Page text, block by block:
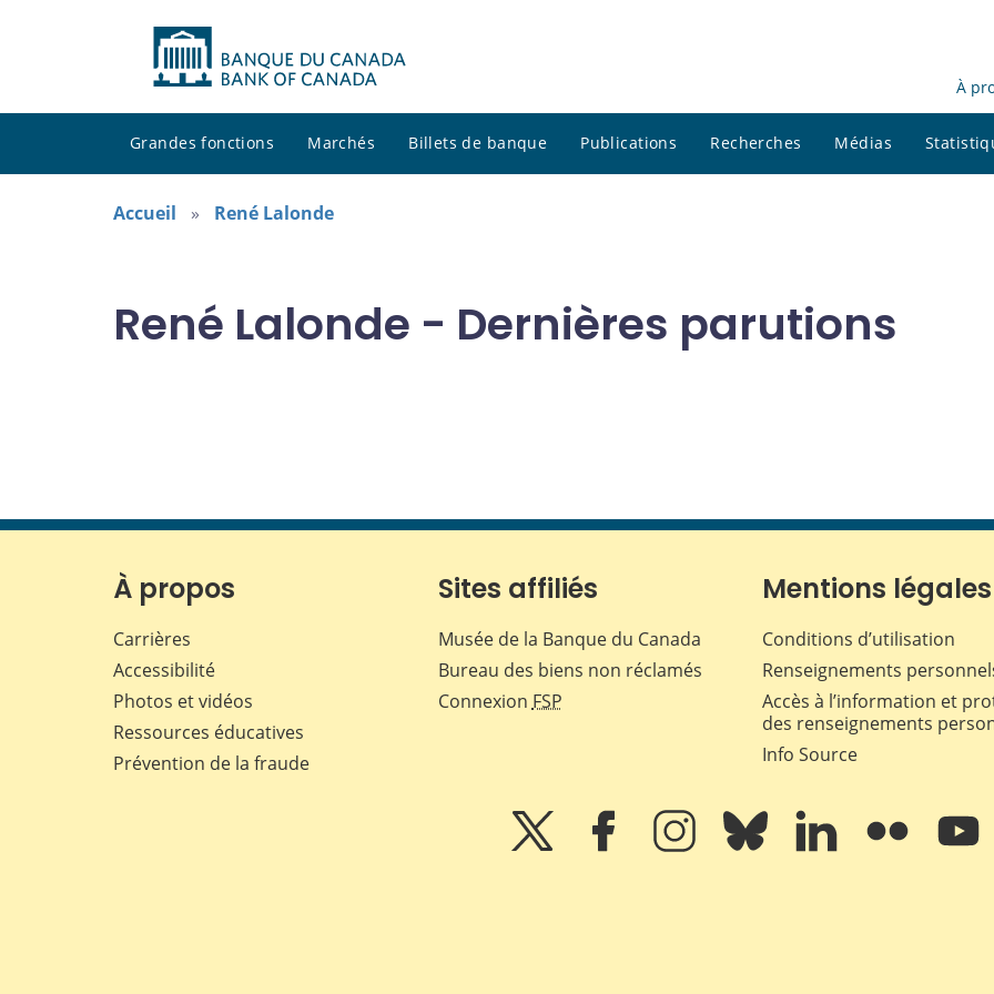
À
Grandes fonctions Marchés Billets de banque Publications Recherches Médias
Accueil René Lalonde
René Lalonde - Dernières parutions
À propos
Carrières
Accessibilité
Photos et vidéos
Ressources éducatives
Prévention de la fraude
Sites affiliés
Musée de la Banque du Canada
Bureau des biens non réclamés
Connexion FSP
Mentions légales
Conditions d’utilisation
Renseignements
Accès à l’information et
des renseignements
Info Source